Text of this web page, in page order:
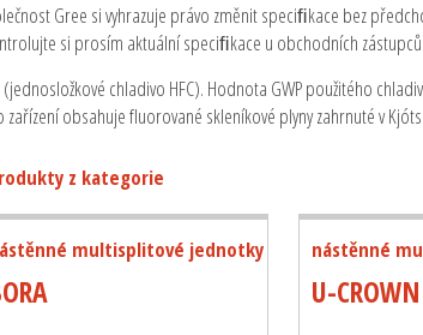
Gree si vyhrazuje právo změnit speciﬁkace bez
si prosím aktuální speciﬁkace u obchodních zástupců.
(jednosložkové chladivo HFC). Hodnota GWP použitého
zařízení obsahuje fluorované skleníkové plyny zahrnuté v
z kategorie
multisplitové jednotky nástěnné
U-CROWN